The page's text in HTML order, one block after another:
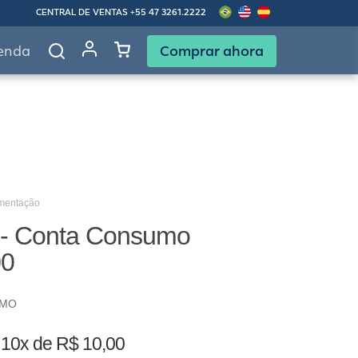
CENTRAL DE VENTAS +55 47 3261.2222
Comprar ahora
Conta Consumo
10x de R$ 10,00